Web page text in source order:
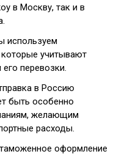
в Москву, так и в
используем
учитывают
перевозки.
в Россию
быть особенно
желающим
расходы.
оформление